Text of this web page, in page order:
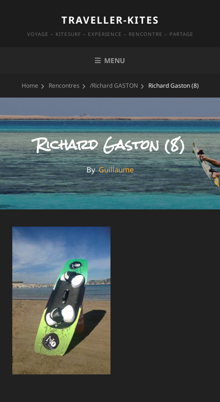
content
TRAVELLER-KITES
VOYAGE – KITESURF – EXPÉRIENCE – RENCONTRE – PARTAGE
MENU
Home Rencontres /Richard GASTON Richard Gaston (8)
Richard Gaston (8)
By
By Guillaume